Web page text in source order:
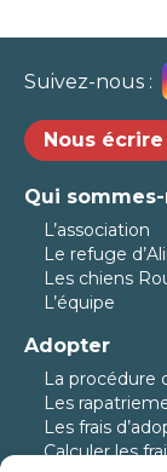
Suivez-nous :
Nous écrire
Qui
L’association
Le refuge
Les chiens
L’équipe
Adopter
La procédure
Les
Les frais
Calculer les